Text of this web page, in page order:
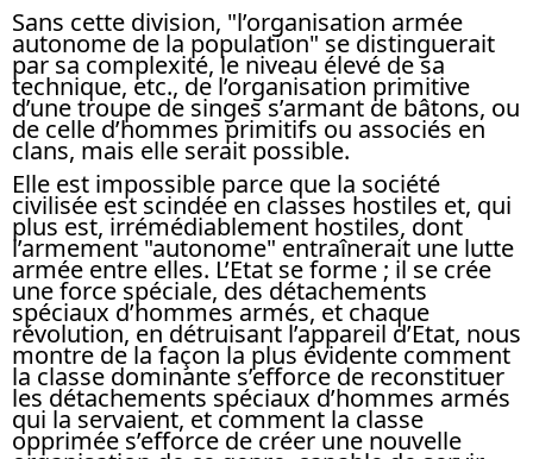
Sans cette division, "l’organisation armée
autonome de la population" se distinguerait
par sa complexité, le niveau élevé de sa
technique, etc., de l’organisation primitive
d’une troupe de singes s’armant de bâtons, ou
de celle d’hommes primitifs ou associés en
clans, mais elle serait possible.
Elle est impossible parce que la société
civilisée est scindée en classes hostiles et, qui
plus est, irrémédiablement hostiles, dont
l’armement "autonome" entraînerait une lutte
armée entre elles. L’Etat se forme ; il se crée
une force spéciale, des détachements
spéciaux d’hommes armés, et chaque
révolution, en détruisant l’appareil d’Etat, nous
montre de la façon la plus évidente comment
la classe dominante s’efforce de reconstituer
les détachements spéciaux d’hommes armés
qui la servaient, et comment la classe
opprimée s’efforce de créer une nouvelle